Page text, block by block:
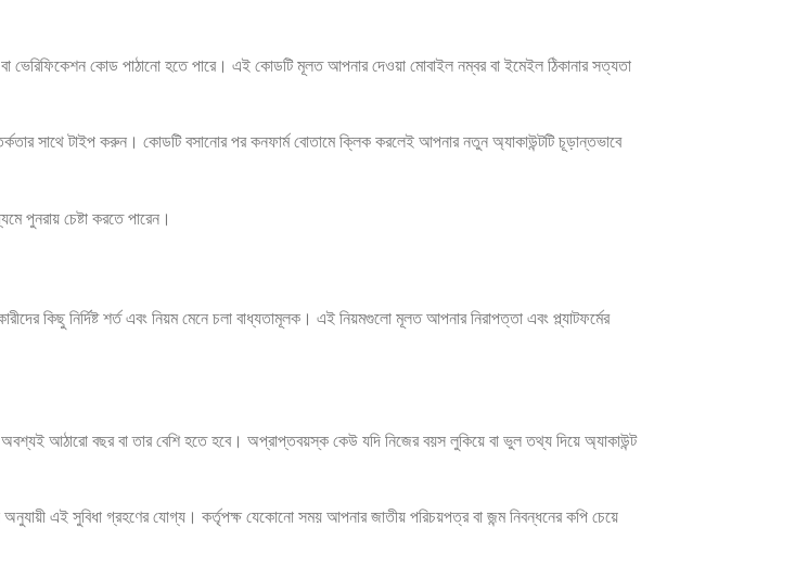
ভেরিফিকেশন কোড পাঠানো হতে পারে। এই কোডটি মূলত আপনার দেওয়া মোবাইল নম্বর বা ইমেইল ঠিকানার সত্যতা
সাথে টাইপ করুন। কোডটি বসানোর পর কনফার্ম বোতামে ক্লিক করলেই আপনার নতুন অ্যাকাউন্টটি চূড়ান্তভাবে
পুনরায় চেষ্টা করতে পারেন।
কিছু নির্দিষ্ট শর্ত এবং নিয়ম মেনে চলা বাধ্যতামূলক। এই নিয়মগুলো মূলত আপনার নিরাপত্তা এবং প্ল্যাটফর্মের
আঠারো বছর বা তার বেশি হতে হবে। অপ্রাপ্তবয়স্ক কেউ যদি নিজের বয়স লুকিয়ে বা ভুল তথ্য দিয়ে অ্যাকাউন্ট
এই সুবিধা গ্রহণের যোগ্য। কর্তৃপক্ষ যেকোনো সময় আপনার জাতীয় পরিচয়পত্র বা জন্ম নিবন্ধনের কপি চেয়ে